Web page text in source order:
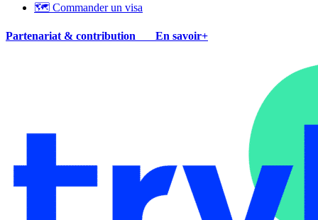
🗺 Commander un visa
Partenariat & contribution En savoir+